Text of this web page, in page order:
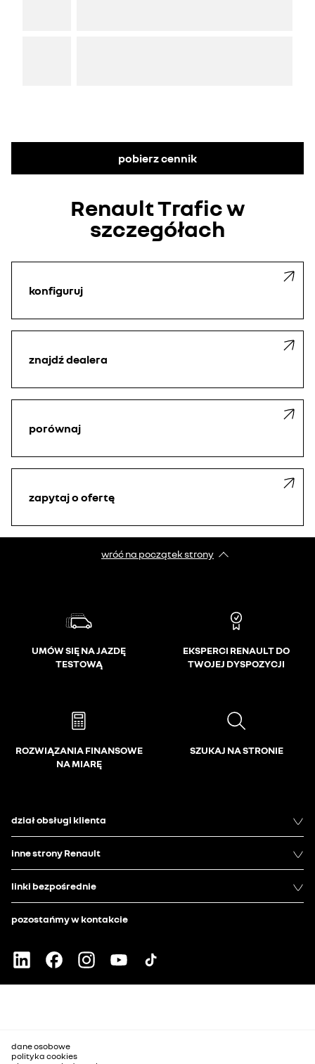
pobierz cennik
Renault Trafic w
szczegółach
konfiguruj
znajdź dealera
porównaj
zapytaj o ofertę
wróć na początek strony
UMÓW SIĘ NA JAZDĘ
TESTOWĄ
EKSPERCI RENAULT DO
TWOJEJ DYSPOZYCJI
ROZWIĄZANIA FINANSOWE
NA MIARĘ
SZUKAJ NA STRONIE
dział obsługi klienta
inne strony Renault
linki bezpośrednie
pozostańmy w kontakcie
dane osobowe
polityka cookies